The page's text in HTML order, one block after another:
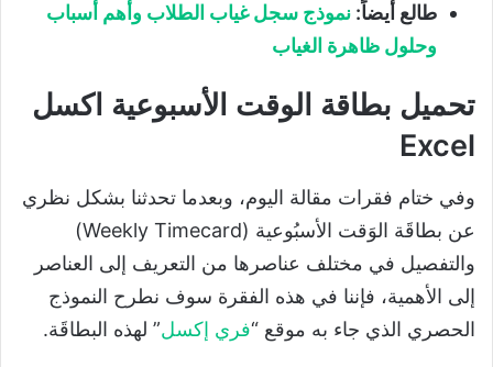
طالع أيضاً: نموذج سجل غياب الطلاب وأهم أسباب
وحلول ظاهرة الغياب
تحميل بطاقة الوقت الأسبوعية اكسل
Excel
وفي ختام فقرات مقالة اليوم، وبعدما تحدثنا بشكل نظري
عن بطاقَة الوَقت الأسبُوعية (Weekly Timecard)
والتفصيل في مختلف عناصرها من التعريف إلى العناصر
إلى الأهمية، فإننا في هذه الفقرة سوف نطرح النموذج
الحصري الذي جاء به موقع “فري إكسل” لهذه البطاقَة.